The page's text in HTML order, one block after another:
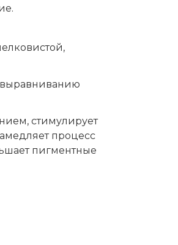
выравниванию
стимулирует
процесс
пигментные